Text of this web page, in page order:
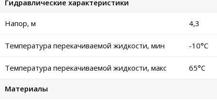
Гидравлические характеристики
Напор, м 4,3
Температура перекачиваемой жидкости, мин -10°C
Температура перекачиваемой жидкости, макс 65°C
Материалы